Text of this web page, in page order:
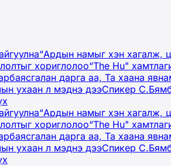
“Ардын намыг хэн хагалж,
хориглолоо“The Hu"
дарга аа, Та хаана
ухаан л мэднэ дээСпикер
“Ардын намыг хэн хагалж,
хориглолоо“The Hu"
дарга аа, Та хаана
ухаан л мэднэ дээСпикер